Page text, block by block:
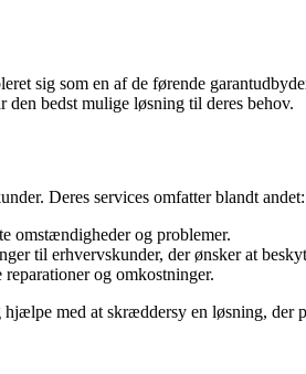
sig som en af de førende
den bedst mulige løsning til deres behov.
Deres services omfatter blandt andet:
omstændigheder og problemer.
til erhvervskunder, der ønsker at
og omkostninger.
med at skræddersy en løsning, der